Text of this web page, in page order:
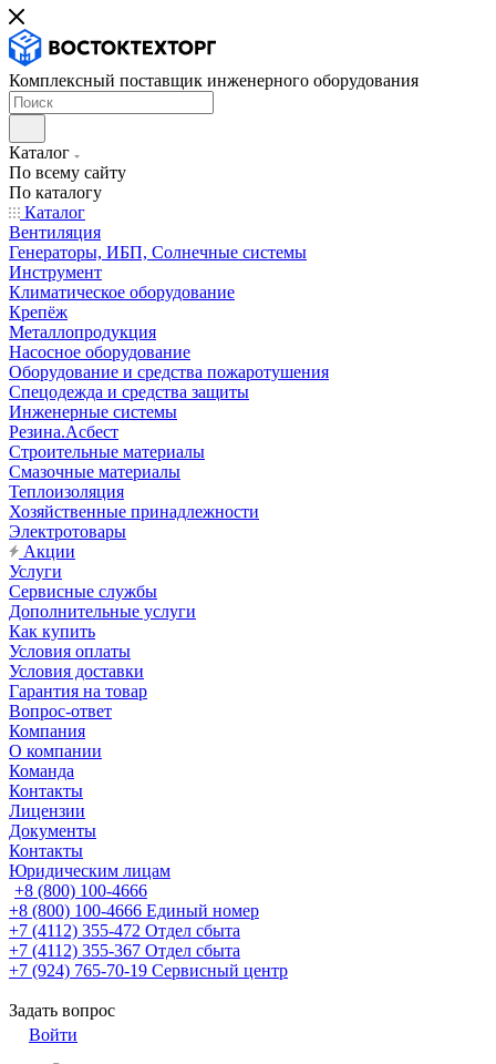
Комплексный поставщик инженерного оборудования
Каталог
По всему сайту
По каталогу
Каталог
Вентиляция
Генераторы, ИБП, Солнечные системы
Инструмент
Климатическое оборудование
Крепёж
Металлопродукция
Насосное оборудование
Оборудование и средства пожаротушения
Спецодежда и средства защиты
Инженерные системы
Резина.Асбест
Строительные материалы
Смазочные материалы
Теплоизоляция
Хозяйственные принадлежности
Электротовары
Акции
Услуги
Сервисные службы
Дополнительные услуги
Как купить
Условия оплаты
Условия доставки
Гарантия на товар
Вопрос-ответ
Компания
О компании
Команда
Контакты
Лицензии
Документы
Контакты
Юридическим лицам
+8 (800) 100-4666
+8 (800) 100-4666 Единый номер
+7 (4112) 355-472 Отдел сбыта
+7 (4112) 355-367 Отдел сбыта
+7 (924) 765-70-19 Сервисный центр
Задать вопрос
Войти